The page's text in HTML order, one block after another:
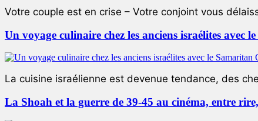
Votre couple est en crise – Votre conjoint vous
Un voyage culinaire chez les anciens israélites avec
La cuisine israélienne est devenue tendance, des
La Shoah et la guerre de 39-45 au cinéma, entre